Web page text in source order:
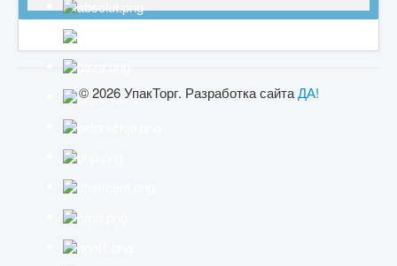
© 2026 УпакТорг. Разработка сайтаДА!